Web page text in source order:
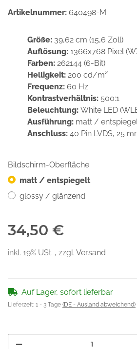
Artikelnummer: 640498-M
Größe: 39,62 cm (15,6 Zoll)
Auflösung: 1366x768 Pixel
Farben: 262144 (6-Bit)
Helligkeit: 200 cd/m²
Frequenz: 60 Hz
Kontrastverhältnis: 500:1
Beleuchtung: White LED
Ausführung: matt /
Anschluss: 40 Pin LVDS, 25
Bildschirm-Oberfläche
matt / entspiegelt
glossy / glänzend
34,50 €
inkl. 19% USt. , zzgl. Versand
Auf Lager, sofort lieferbar
Lieferzeit: 1 - 3 Tage (DE - Ausland abweichend)